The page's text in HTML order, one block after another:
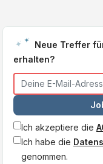
Neue Treffer
erhalten?
Ich akzeptiere die
Ich habe die
genommen.